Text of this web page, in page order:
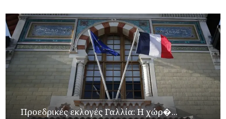
Προεδρικές εκλογές Γαλλία: Η χώρ�...